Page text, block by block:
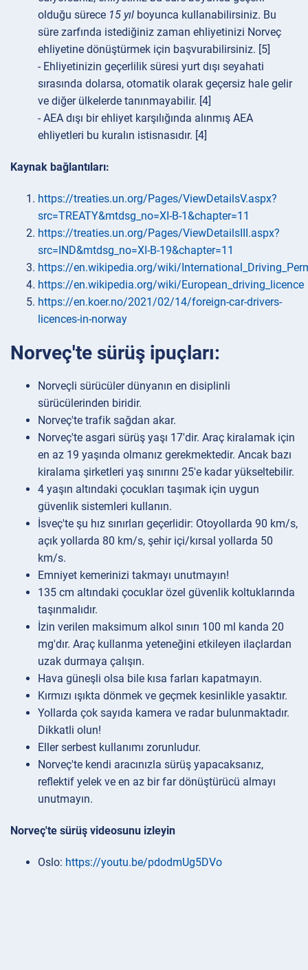
olduğu sürece 15 yıl boyunca kullanabilirsiniz. Bu
süre zarfında istediğiniz zaman ehliyetinizi Norveç
ehliyetine dönüştürmek için başvurabilirsiniz. [5]
- Ehliyetinizin geçerlilik süresi yurt dışı seyahati
sırasında dolarsa, otomatik olarak geçersiz hale gelir
ve diğer ülkelerde tanınmayabilir. [4]
- AEA dışı bir ehliyet karşılığında alınmış AEA
ehliyetleri bu kuralın istisnasıdır. [4]
Kaynak bağlantıları:
https://treaties.un.org/Pages/ViewDetailsV.aspx?
src=TREATY&mtdsg_no=XI-B-1&chapter=11
https://treaties.un.org/Pages/ViewDetailsIII.aspx?
src=IND&mtdsg_no=XI-B-19&chapter=11
https://en.wikipedia.org/wiki/
https://en.wikipedia.org/wiki/European_driving_licence
https://en.koer.no/2021/02/14/foreign-car-drivers-
licences-in-norway
Norveç'te sürüş ipuçları:
Norveçli sürücüler dünyanın en disiplinli
sürücülerinden biridir.
Norveç'te trafik sağdan akar.
Norveç'te asgari sürüş yaşı 17'dir. Araç kiralamak için
en az 19 yaşında olmanız gerekmektedir. Ancak bazı
kiralama şirketleri yaş sınırını 25'e kadar yükseltebilir.
4 yaşın altındaki çocukları taşımak için uygun
güvenlik sistemleri kullanın.
İsveç'te şu hız sınırları geçerlidir: Otoyollarda 90 km/s,
açık yollarda 80 km/s, şehir içi/kırsal yollarda 50
km/s.
Emniyet kemerinizi takmayı unutmayın!
135 cm altındaki çocuklar özel güvenlik koltuklarında
taşınmalıdır.
İzin verilen maksimum alkol sınırı 100 ml kanda 20
mg'dır. Araç kullanma yeteneğini etkileyen ilaçlardan
uzak durmaya çalışın.
Hava güneşli olsa bile kısa farları kapatmayın.
Kırmızı ışıkta dönmek ve geçmek kesinlikle yasaktır.
Yollarda çok sayıda kamera ve radar bulunmaktadır.
Dikkatli olun!
Eller serbest kullanımı zorunludur.
Norveç'te kendi aracınızla sürüş yapacaksanız,
reflektif yelek ve en az bir far dönüştürücü almayı
unutmayın.
Norveç'te sürüş videosunu izleyin
Oslo: https://youtu.be/pdodmUg5DVo